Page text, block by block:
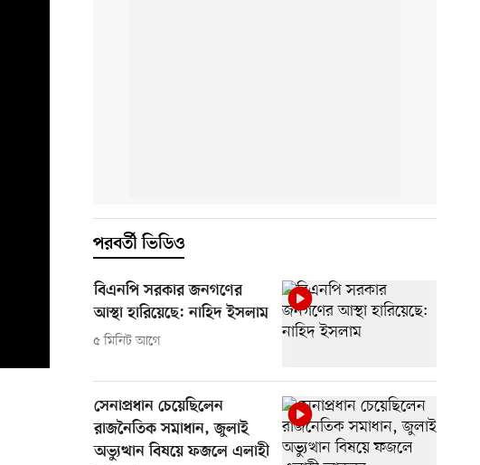
পরবর্তী ভিডিও
বিএনপি সরকার জনগণের
আস্থা হারিয়েছে: নাহিদ ইসলাম
৫ মিনিট আগে
সেনাপ্রধান চেয়েছিলেন
রাজনৈতিক সমাধান, জুলাই
অভ্যুত্থান বিষয়ে ফজলে এলাহী